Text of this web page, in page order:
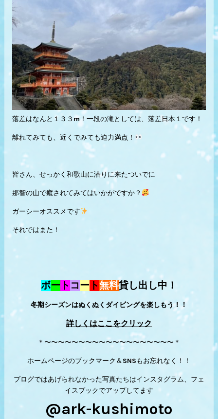
落差はなんと１３３m！一段の滝としては、落差日本１です！
離れてみても、近くでみても迫力満点！
皆さん、せっかく和歌山に潜りに来たついでに
那智の山で癒されてみてはいかがですか？
ガーシーオススメです
それではまた！
ボー ト コー ト無料貸し出し中！
冬期シーズンはぬくぬくダイビングを楽しもう！！
詳しくはここをクリック
＊〜〜〜〜〜〜〜〜〜〜〜〜〜〜〜〜〜〜〜＊
ホームページのブックマーク＆SNSもお忘れなく！！
ブログではあげられなかった写真たちはインスタグラム、フェ
イスブックでアップしてます
@ark-kushimoto